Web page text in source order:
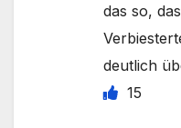
das so,
deutlich
15